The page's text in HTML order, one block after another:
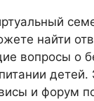
найти
вопросы о
детей.
и форум